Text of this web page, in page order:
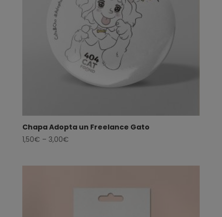
Chapa Adopta un Freelance Gato
1,50€ – 3,00€